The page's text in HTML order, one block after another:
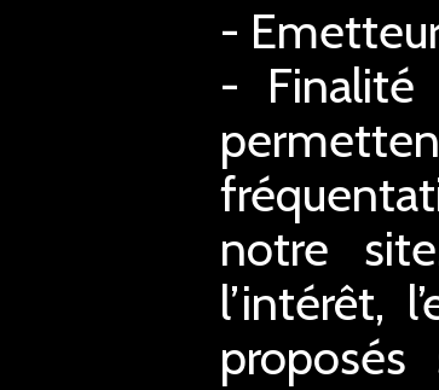
-
- Finalité
notre
l’intérêt,